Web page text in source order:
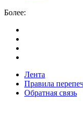
Более:
Лента
Правила
Обратная связь